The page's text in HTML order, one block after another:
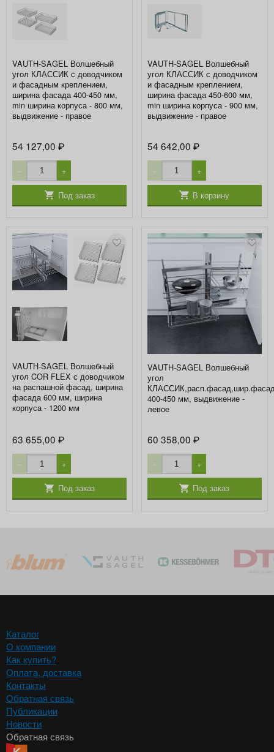
VAUTH-SAGEL Волшебный
угол КЛАССИК с доводчиком
и фасадным креплением,
ширина фасада 400-450 мм,
min ширина корпуса - 800 мм,
выдвижение - правое
54 127,00₽
− +
Под заказ
VAUTH-SAGEL Волшебный
угол КЛАССИК с доводчиком
и фасадным креплением,
ширина фасада 450-600 мм,
min ширина корпуса - 900 мм,
выдвижение - правое
54 642,00 ₽
− +
В корзину
VAUTH-SAGEL Волшебный
угол COR FLEX с доводчиком
на распашной фасад, ширина
фасада 600 мм, ширина
корпуса - 1200 мм
63 655,00₽
− +
Под заказ
VAUTH-SAGEL Волшебный
угол
400-450 мм, выдвижение -
левое
60 358,00 ₽
− +
Под заказ
Каталог
О компании
Как купить?
Оплата, доставка
Контакты
Обратная связь
Публикации
Новости
Обратная связь